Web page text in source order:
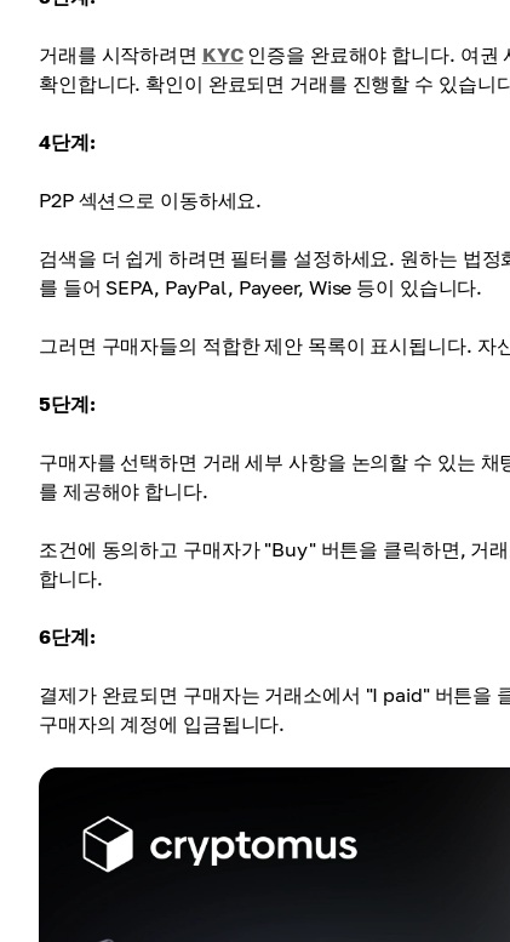
거래를 시작하려면 KYC인증을 완료해야 합니다. 여권
확인합니다. 확인이 완료되면 거래를 진행할 수 있습니
4단계:
P2P 섹션으로 이동하세요.
검색을 더 쉽게 하려면 필터를 설정하세요. 원하는 법
를 들어 SEPA, PayPal, Payeer, Wise 등이 있습니다.
그러면 구매자들의 적합한 제안 목록이 표시됩니다. 자
5단계:
구매자를 선택하면 거래 세부 사항을 논의할 수 있는
를 제공해야 합니다.
조건에 동의하고 구매자가 "Buy" 버튼을 클릭하면, 거
합니다.
6단계:
결제가 완료되면 구매자는 거래소에서 "I paid" 버튼을
구매자의 계정에 입금됩니다.